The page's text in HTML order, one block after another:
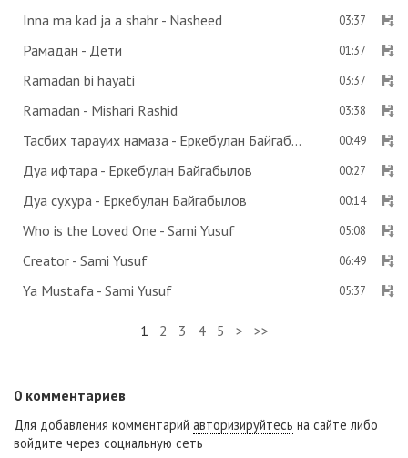
Inna ma kad ja a shahr - Nasheed 03:37
Рамадан - Дети 01:37
Ramadan bi hayati 03:37
Ramadan - Mishari Rashid 03:38
Тасбих тарауих намаза - Еркебулан Байгабылов 00:49
Дуа ифтара - Еркебулан Байгабылов 00:27
Дуа сухура - Еркебулан Байгабылов 00:14
Who is the Loved One - Sami Yusuf 05:08
Creator - Sami Yusuf 06:49
Ya Mustafa - Sami Yusuf 05:37
1 2 3 4 5 > >>
0 комментариев
Для добавления комментарий авторизируйтесь на сайте либо
войдите через социальную сеть